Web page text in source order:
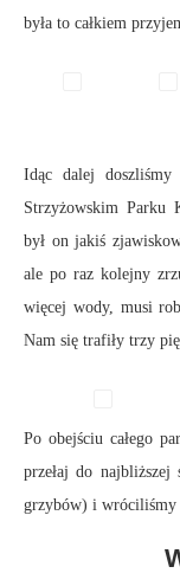
była to całkiem
Idąc dalej doszliśmy
Strzyżowskim Parku
był on jakiś
ale po raz kolejny
więcej wody, musi
Nam się trafiły trzy
Po obejściu całego
przełaj do
grzybów) i wróciliśmy